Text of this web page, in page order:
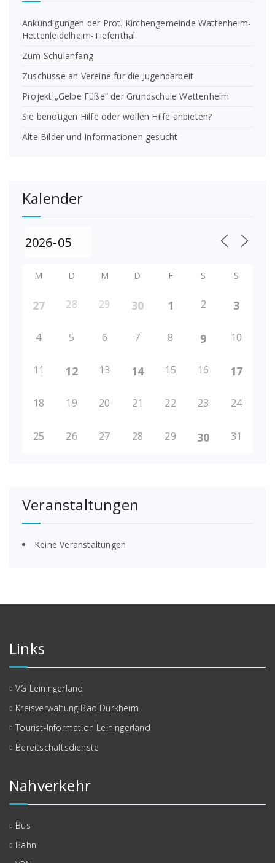
Ankündigungen der Prot. Kirchengemeinde Wattenheim-
Hettenleidelheim-Tiefenthal
Zum Schulanfang
Zuschüsse an Vereine für die Jugendarbeit
Projekt „Gelbe Füße“ der Grundschule Wattenheim
Sie benötigen Hilfe oder wollen Hilfe anbieten?
Alte Bilder und Informationen gesucht
Kalender
M D M D F S S
27 28 29 30 1 2 3
4 5 6 7 8 9 10
11 12 13 14 15 16 17
18 19 20 21 22 23 24
25 26 27 28 29 30 31
Veranstaltungen
Keine Veranstaltungen
Links
VG Leiningerland
Kreisverwaltung Bad Dürkheim
Tourist-Information Leiningerland
Bereitschaftsdienste
Nahverkehr
Bus
Bahn